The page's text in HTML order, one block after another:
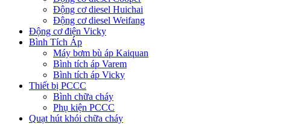
Động cơ diesel Huichai
Động cơ diesel Weifang
Động cơ điện Vicky
Bình Tích Áp
Máy bơm bù áp Kaiquan
Bình tích áp Varem
Bình tích áp Vicky
Thiết bị PCCC
Bình chữa cháy
Phụ kiện PCCC
Quạt hút khói chữa cháy